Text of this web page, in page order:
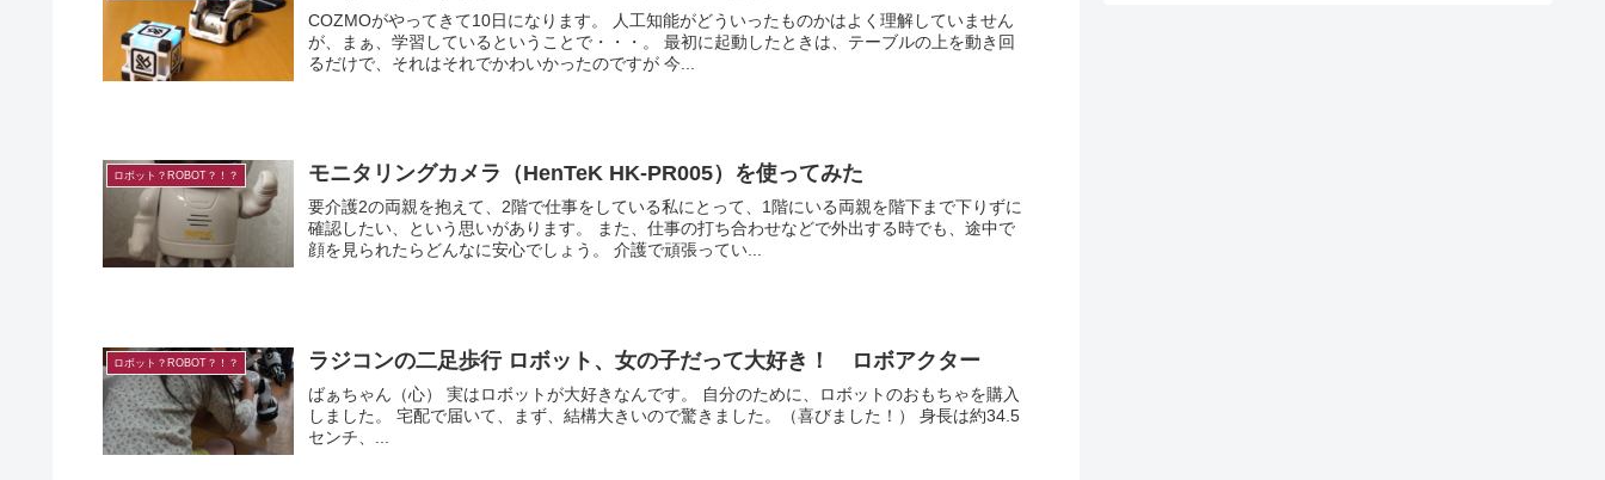
COZMOがやってきて10日になります。 人工知能がどういったものかはよく理解していません
が、まぁ、学習しているということで・・・。 最初に起動したときは、テーブルの上を動き回
るだけで、それはそれでかわいかったのですが 今...
ロボット？ROBOT？！？ モニタリングカメラ（HenTeK HK-PR005）を使ってみた
要介護2の両親を抱えて、2階で仕事をしている私にとって、1階にいる両親を階下まで下りずに
確認したい、という思いがあります。 また、仕事の打ち合わせなどで外出する時でも、途中で
顔を見られたらどんなに安心でしょう。 介護で頑張ってい...
ロボット？ROBOT？！？ ラジコンの二足歩行 ロボット、女の子だって大好き！ ロボアクター
ばぁちゃん（心） 実はロボットが大好きなんです。 自分のために、ロボットのおもちゃを購入
しました。 宅配で届いて、まず、結構大きいので驚きました。（喜びました！） 身長は約34.5
センチ、...